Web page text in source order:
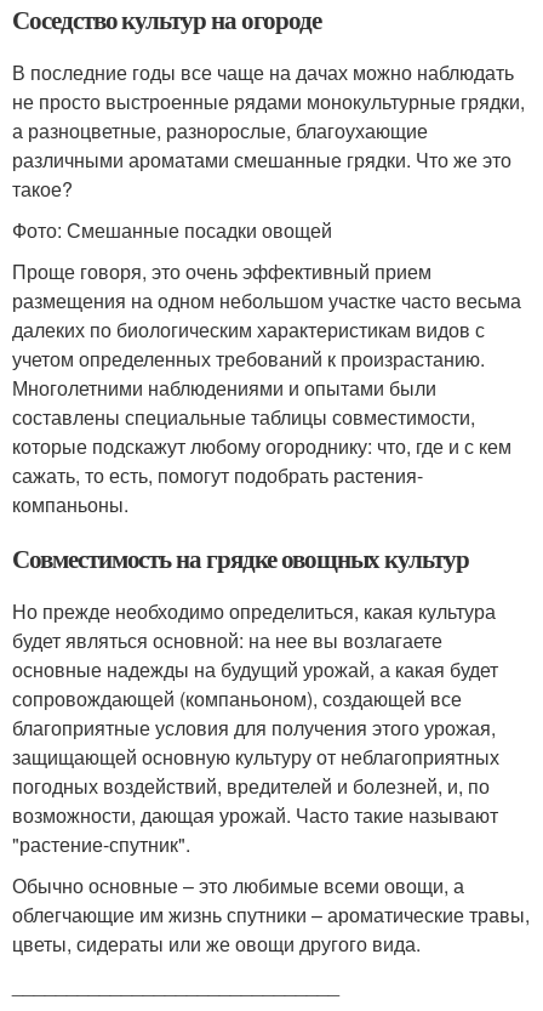
Соседство культур на огороде
В последние годы все чаще на дачах можно наблюдать
не просто выстроенные рядами монокультурные грядки,
а разноцветные, разнорослые, благоухающие
различными ароматами смешанные грядки. Что же это
такое?
Фото: Смешанные посадки овощей
Проще говоря, это очень эффективный прием
размещения на одном небольшом участке часто весьма
далеких по биологическим характеристикам видов с
учетом определенных требований к произрастанию.
Многолетними наблюдениями и опытами были
составлены специальные таблицы совместимости,
которые подскажут любому огороднику: что, где и с кем
сажать, то есть, помогут подобрать растения-
компаньоны.
Совместимость на грядке овощных культур
Но прежде необходимо определиться, какая культура
будет являться основной: на нее вы возлагаете
основные надежды на будущий урожай, а какая будет
сопровождающей (компаньоном), создающей все
благоприятные условия для получения этого урожая,
защищающей основную культуру от неблагоприятных
погодных воздействий, вредителей и болезней, и, по
возможности, дающая урожай. Часто такие называют
"растение-спутник".
Обычно основные – это любимые всеми овощи, а
облегчающие им жизнь спутники – ароматические травы,
цветы, сидераты или же овощи другого вида.